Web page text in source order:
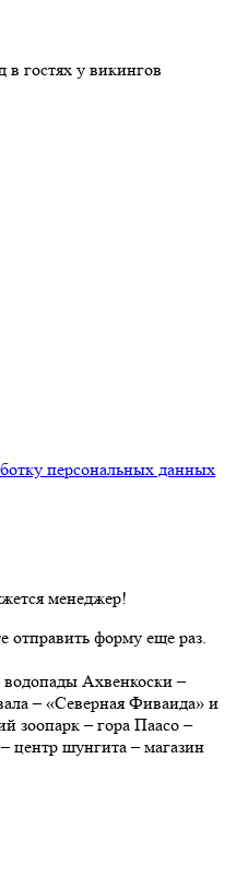
в гостях у викингов
персональных данных
менеджер!
отправить форму еще раз.
Ахвенкоски –
– «Северная Фиваида» и
зоопарк – гора Паасо –
центр шунгита – магазин